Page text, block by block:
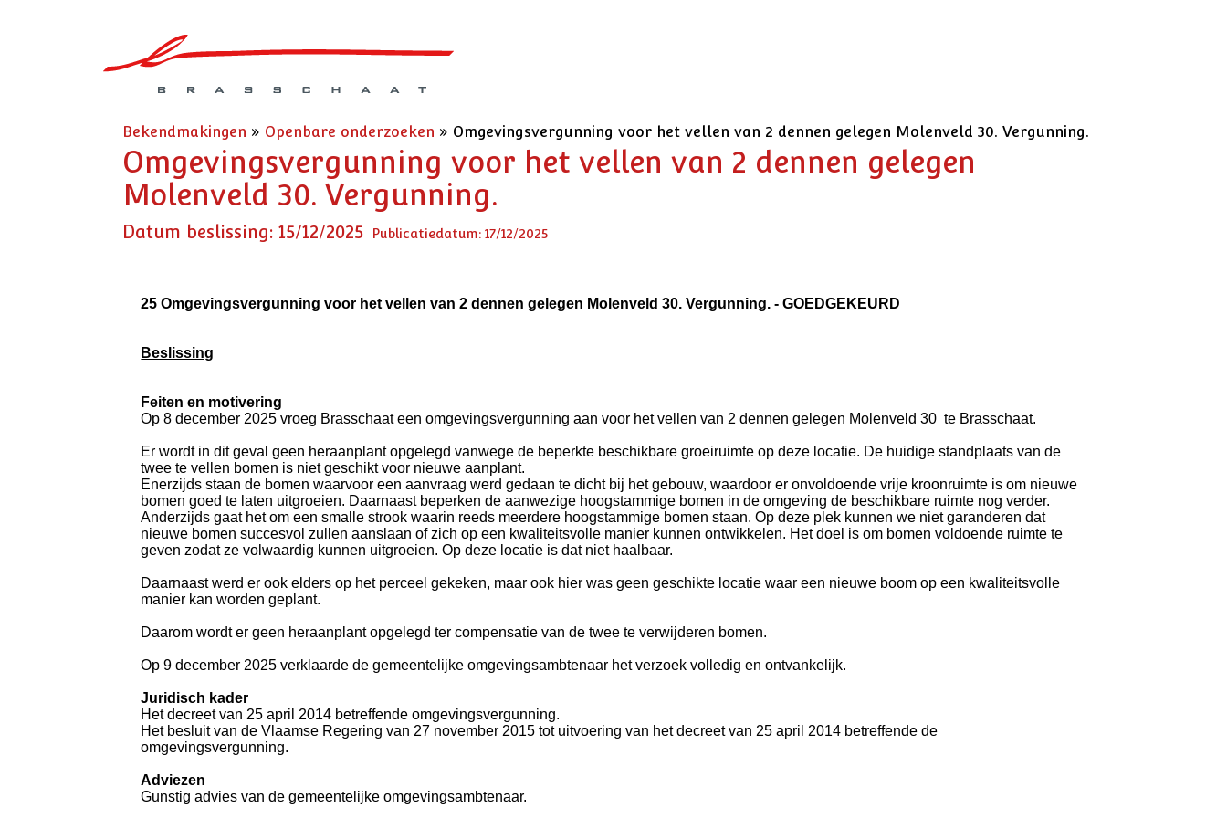
Bekendmakingen » Openbare onderzoeken » Omgevingsvergunning voor het vellen van 2 dennen gelegen Molenveld 30. Vergunning.
Omgevingsvergunning voor het vellen van 2 dennen gelegen
Molenveld 30. Vergunning.
Datum beslissing: 15/12/2025 Publicatiedatum: 17/12/2025
25 Omgevingsvergunning voor het vellen van 2 dennen gelegen Molenveld 30. Vergunning. - GOEDGEKEURD
Beslissing
Feiten en motivering
Op 8 december 2025 vroeg Brasschaat een omgevingsvergunning aan voor het vellen van 2 dennen gelegen Molenveld 30 te Brasschaat.
Er wordt in dit geval geen heraanplant opgelegd vanwege de beperkte beschikbare groeiruimte op deze locatie. De huidige standplaats van de
twee te vellen bomen is niet geschikt voor nieuwe aanplant.
Enerzijds staan de bomen waarvoor een aanvraag werd gedaan te dicht bij het gebouw, waardoor er onvoldoende vrije kroonruimte is om nieuwe
bomen goed te laten uitgroeien. Daarnaast beperken de aanwezige hoogstammige bomen in de omgeving de beschikbare ruimte nog verder.
Anderzijds gaat het om een smalle strook waarin reeds meerdere hoogstammige bomen staan. Op deze plek kunnen we niet garanderen dat
nieuwe bomen succesvol zullen aanslaan of zich op een kwaliteitsvolle manier kunnen ontwikkelen. Het doel is om bomen voldoende ruimte te
geven zodat ze volwaardig kunnen uitgroeien. Op deze locatie is dat niet haalbaar.
Daarnaast werd er ook elders op het perceel gekeken, maar ook hier was geen geschikte locatie waar een nieuwe boom op een kwaliteitsvolle
manier kan worden geplant.
Daarom wordt er geen heraanplant opgelegd ter compensatie van de twee te verwijderen bomen.
Op 9 december 2025 verklaarde de gemeentelijke omgevingsambtenaar het verzoek volledig en ontvankelijk.
Juridisch kader
Het decreet van 25 april 2014 betreffende omgevingsvergunning.
Het besluit van de Vlaamse Regering van 27 november 2015 tot uitvoering van het decreet van 25 april 2014 betreffende de
omgevingsvergunning.
Adviezen
Gunstig advies van de gemeentelijke omgevingsambtenaar.